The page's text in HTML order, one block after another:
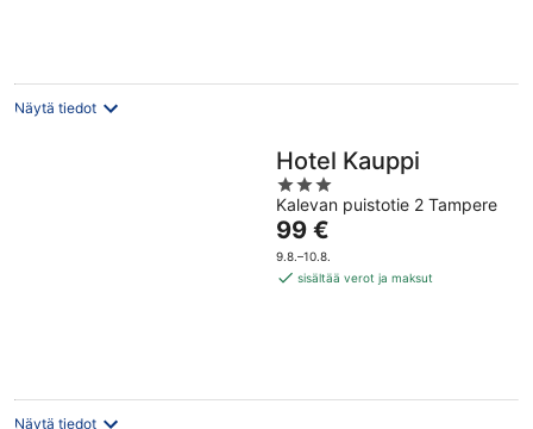
Näytä tiedot
Hotel Kauppi
3
out
of
5
Kalevan puistotie 2 Tampere
Hinta
on
99 €
99 €
9.8.–10.8.
sisältää verot ja maksut
Näytä tiedot